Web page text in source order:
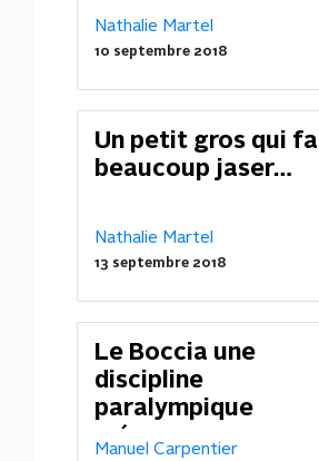
Nathalie Martel
10 septembre 2018
Un petit gros qui
beaucoup jaser…
Nathalie Martel
13 septembre 2018
Le Boccia une
discipline
paralympique
méconnue
Manuel Carpentier